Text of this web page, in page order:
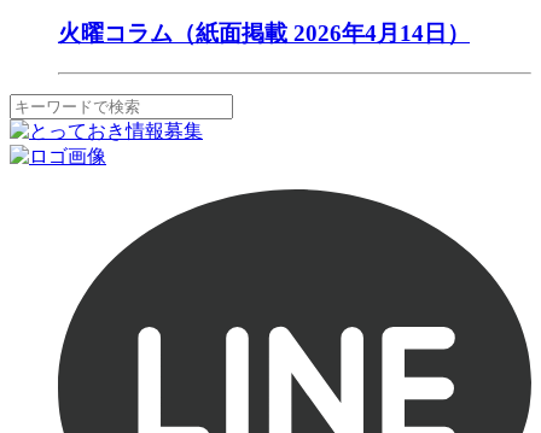
火曜コラム（紙面掲載 2026年4月14日）